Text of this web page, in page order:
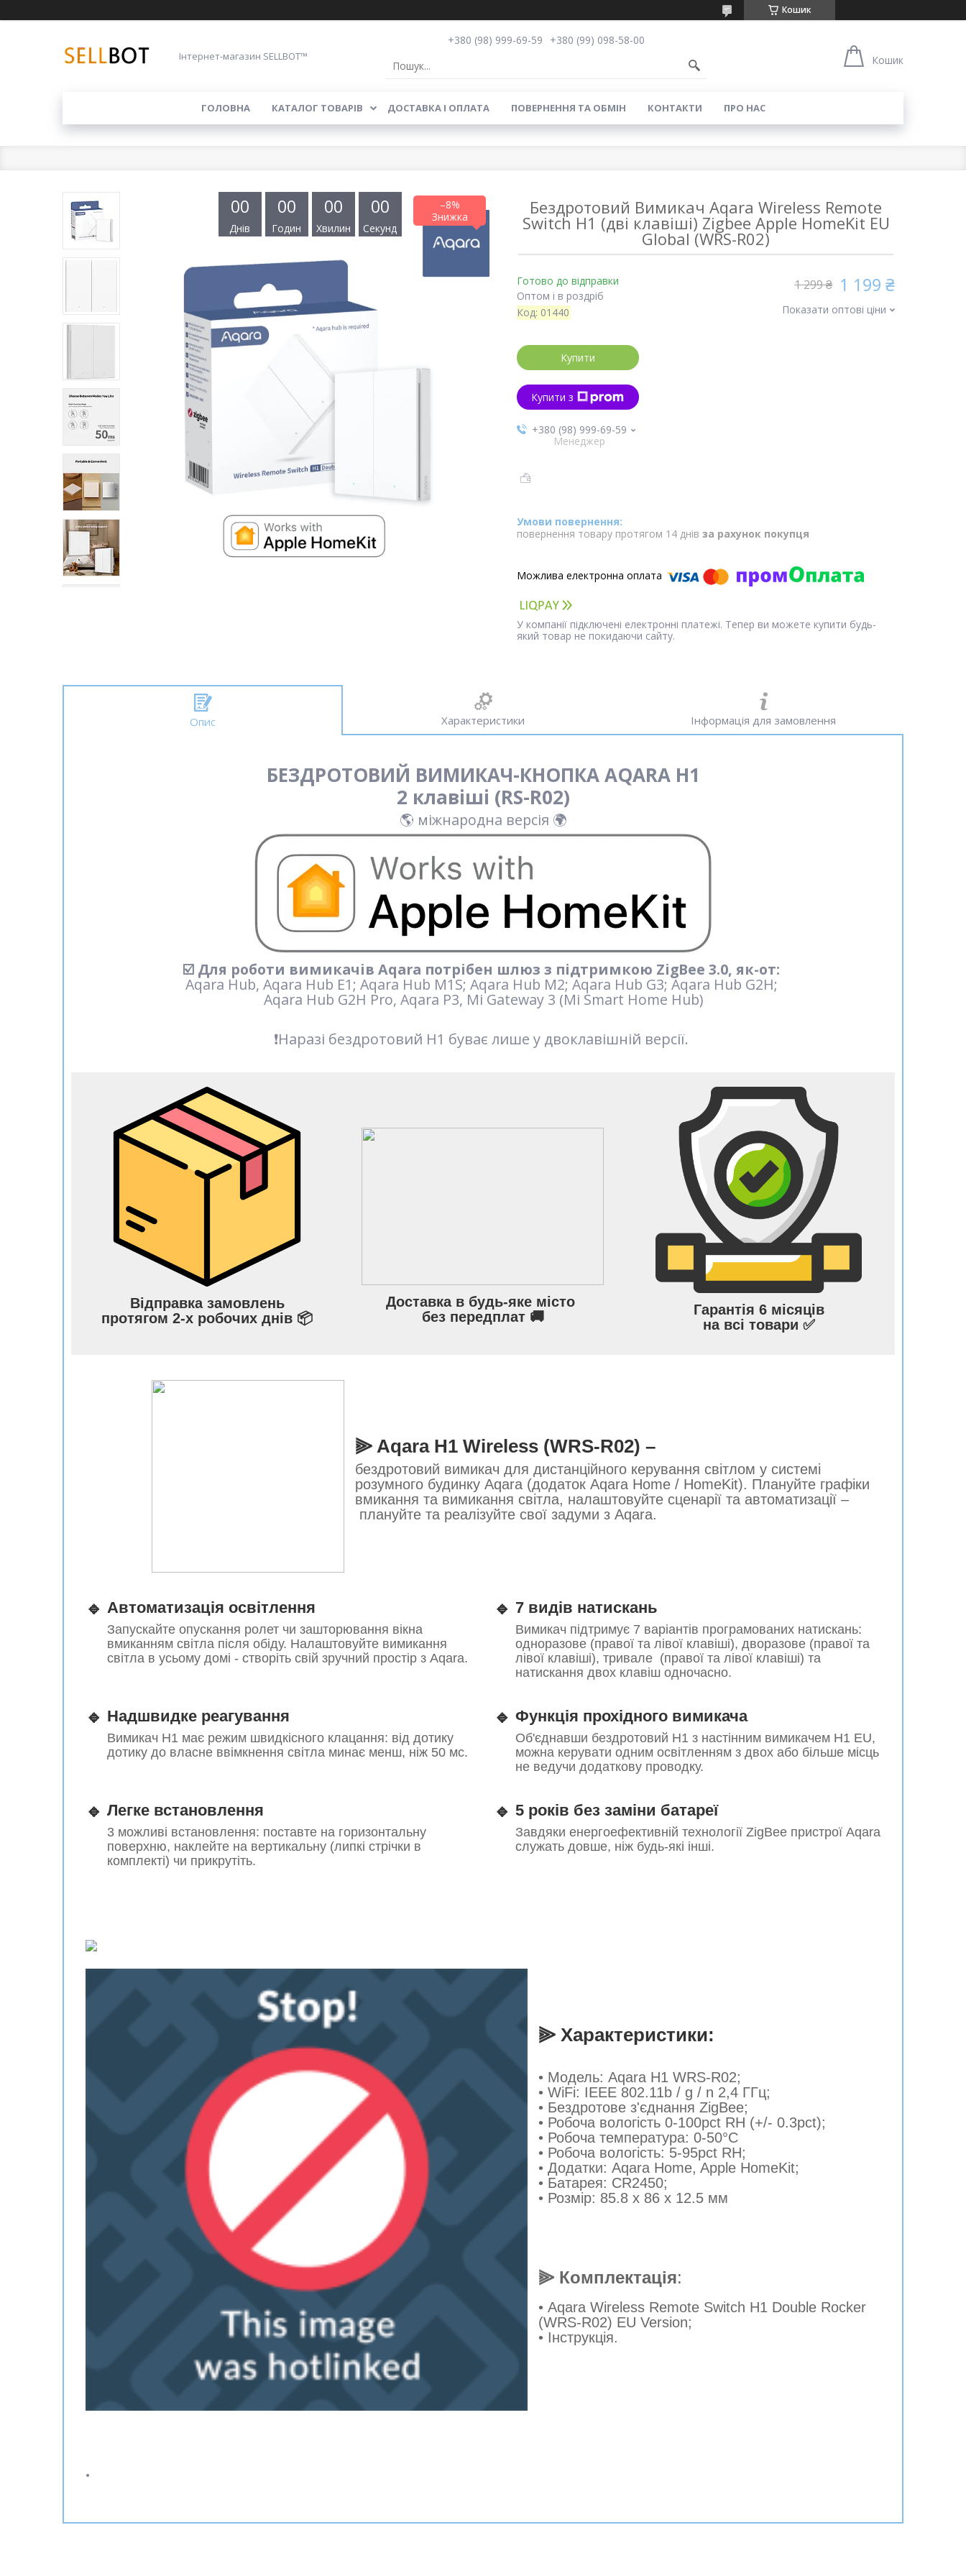
Кошик
Інтернет-магазин SELLBOT™
+380 (98) 999-69-59
+380 (99) 098-58-00
Кошик
ГОЛОВНА КАТАЛОГ ТОВАРІВ ДОСТАВКА І ОПЛАТА ПОВЕРНЕННЯ ТА ОБМІН КОНТАКТИ ПРО НАС
–8%
00
Днів
00
Годин
00
Хвилин
00
Секунд
Бездротовий Вимикач Aqara Wireless Remote
Switch H1 (дві клавіші) Zigbee Apple HomeKit EU
Global (WRS-R02)
Готово до відправки
Оптом і в роздріб
Код: 01440
1 299 ₴ 1 199 ₴
Показати оптові ціни
Купити
Купити з
+380 (98) 999-69-59
Менеджер
повернення товару протягом 14 днів за рахунок покупця
У компанії підключені електронні платежі. Тепер ви можете купити будь-
який товар не покидаючи сайту.
Опис Характеристики Інформація для замовлення
БЕЗДРОТОВИЙ ВИМИКАЧ-КНОПКА AQARA H1
2 клавіші (RS-R02)
🌎 міжнародна версія 🌍
☑️ Для роботи вимикачів Aqara потрібен шлюз з підтримкою ZigBee 3.0, як-от:
Aqara Hub, Aqara Hub E1; Aqara Hub M1S; Aqara Hub M2; Aqara Hub G3; Aqara Hub G2H;
Aqara Hub G2H Pro, Aqara P3, Mi Gateway 3 (Mi Smart Home Hub)
❗️Наразі бездротовий H1 буває лише у двоклавішній версії.
Відправка замовлень
протягом 2-х робочих днів 📦
Доставка в будь-яке місто
без передплат 🚚
Гарантія 6 місяців
на всі товари ✅
⫸ Aqara H1 Wireless (WRS-R02) –
бездротовий вимикач для дистанційного керування світлом у системі
розумного будинку Aqara (додаток Aqara Home / HomeKit). Плануйте графіки
вмикання та вимикання світла, налаштовуйте сценарії та автоматизації –
плануйте та реалізуйте свої задуми з Aqara.
🔹 Автоматизація освітлення
Запускайте опускання ролет чи зашторювання вікна
вмиканням світла після обіду. Налаштовуйте вимикання
світла в усьому домі - створіть свій зручний простір з Aqara.
🔹 7 видів натискань
Вимикач підтримує 7 варіантів програмованих натискань:
одноразове (правої та лівої клавіші), дворазове (правої та
лівої клавіші), тривале (правої та лівої клавіші) та
натискання двох клавіш одночасно.
🔹 Надшвидке реагування
Вимикач H1 має режим швидкісного клацання: від дотику
дотику до власне ввімкнення світла минає менш, ніж 50 мс.
🔹 Функція прохідного вимикача
Об'єднавши бездротовий H1 з настінним вимикачем H1 EU,
можна керувати одним освітленням з двох або більше місць
не ведучи додаткову проводку.
🔹 Легке встановлення
3 можливі встановлення: поставте на горизонтальну
поверхню, наклейте на вертикальну (липкі стрічки в
комплекті) чи прикрутіть.
🔹 5 років без заміни батареї
Завдяки енергоефективній технології ZigBee пристрої Aqara
служать довше, ніж будь-які інші.
⫸ Характеристики:
• Модель: Aqara H1 WRS-R02;
• WіFі: IEEE 802.11b / g / n 2,4 ГГц;
• Бездротове з'єднання ZigBee;
• Робоча вологість 0-100pct RH (+/- 0.3pct);
• Робоча температура: 0-50°С
• Робоча вологість: 5-95pct RH;
• Додатки: Aqara Home, Apple HomeKit;
• Батарея: CR2450;
• Розмір: 85.8 x 86 x 12.5 мм
⫸ Комплектація:
• Aqara Wireless Remote Switch H1 Double Rocker
(WRS-R02) EU Version;
• Інструкція.